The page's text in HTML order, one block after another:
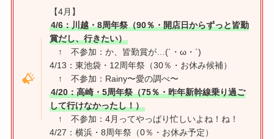
【4月】
4/6：川越・8周年祭（90％・開店日からずっと皆勤
賞だし、行きたい）
↑ 不参加：か、皆勤賞が…(´・ω・`)
4/13：東池袋・12周年祭（30％・お休み候補）
↑ 不参加：Rainy〜愛の調べ〜
4/20：高崎・5周年祭（75％・昨年新幹線乗り過ご
して行けなかったし！）
↑ 不参加：4月ってやっぱり忙しいよね！ね！
4/27：横浜・8周年祭（0％・お休み予定）